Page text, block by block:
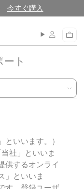
今すぐ購入
カ
ー
ト
いいます。）
社」といいま
供するオンライ
」といいま